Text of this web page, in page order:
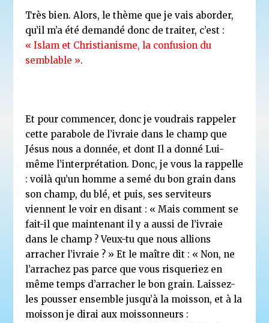
Très bien. Alors, le thème que je vais aborder,
qu’il m’a été demandé donc de traiter, c’est :
« Islam et Christianisme, la confusion du
semblable ».
Et pour commencer, donc je voudrais rappeler
cette parabole de l’ivraie dans le champ que
Jésus nous a donnée, et dont Il a donné Lui-
même l’interprétation. Donc, je vous la rappelle
: voilà qu’un homme a semé du bon grain dans
son champ, du blé, et puis, ses serviteurs
viennent le voir en disant : « Mais comment se
fait-il que maintenant il y a aussi de l’ivraie
dans le champ ? Veux-tu que nous allions
arracher l’ivraie ? » Et le maître dit : « Non, ne
l’arrachez pas parce que vous risqueriez en
même temps d’arracher le bon grain. Laissez-
les pousser ensemble jusqu’à la moisson, et à la
moisson je dirai aux moissonneurs :